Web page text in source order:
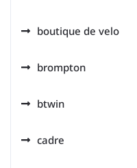
boutique de velo
brompton
btwin
cadre